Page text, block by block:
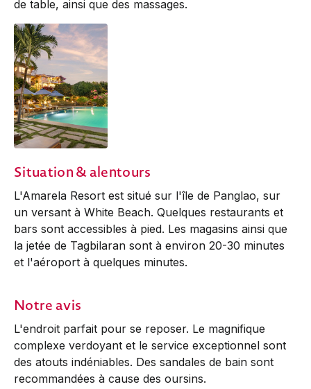
de table, ainsi que des massages.
Situation & alentours
L'Amarela Resort est situé sur l'île de Panglao, sur
un versant à White Beach. Quelques restaurants et
bars sont accessibles à pied. Les magasins ainsi que
la jetée de Tagbilaran sont à environ 20-30 minutes
et l'aéroport à quelques minutes.
Notre avis
L'endroit parfait pour se reposer. Le magnifique
complexe verdoyant et le service exceptionnel sont
des atouts indéniables. Des sandales de bain sont
recommandées à cause des oursins.